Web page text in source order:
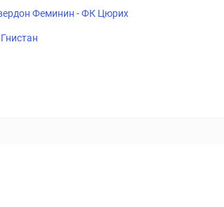
Феминин - ФК Цюрих